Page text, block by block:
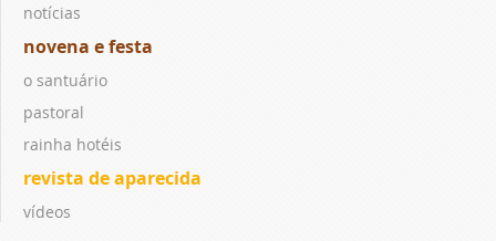
notícias
novena e festa
o santuário
pastoral
rainha hotéis
revista de aparecida
vídeos